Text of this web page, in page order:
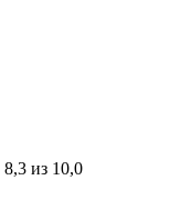
8,3 из 10,0